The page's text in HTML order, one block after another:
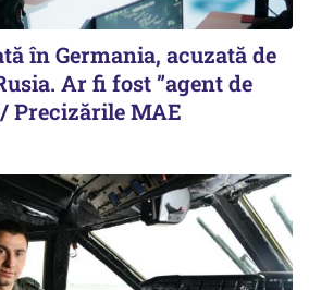
în Germania, acuzată de
Ar fi fost ”agent de
Precizările MAE